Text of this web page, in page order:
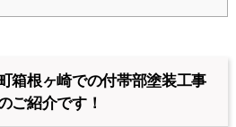
箱根ヶ崎での付帯部塗装工事
ご紹介です！